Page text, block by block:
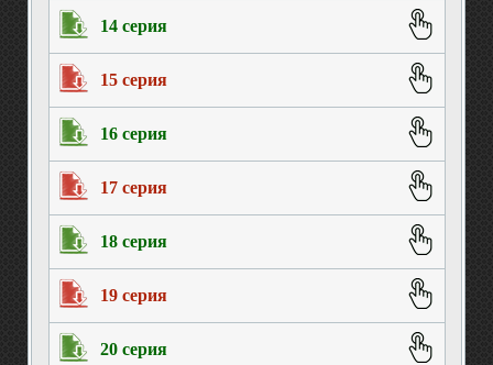
14 серия
15 серия
16 серия
17 серия
18 серия
19 серия
20 серия